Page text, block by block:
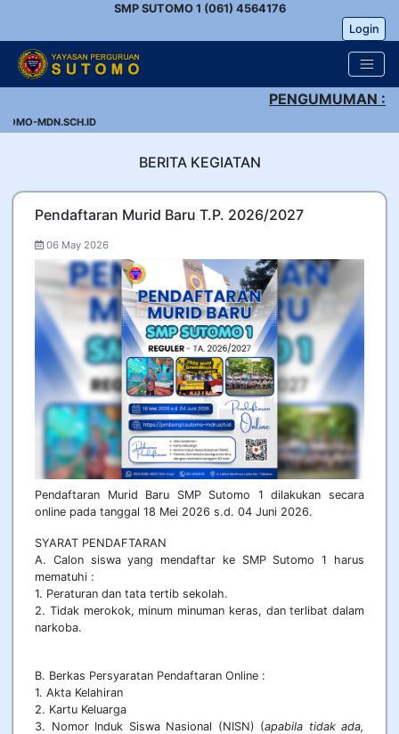
SMP SUTOMO 1 (061) 4564176
Login
PENGUMUMAN :
MDN.SCH.ID
BERITA KEGIATAN
Pendaftaran Murid Baru T.P. 2026/2027
06 May 2026
Pendaftaran Murid Baru SMP Sutomo 1 dilakukan secara
online pada tanggal 18 Mei 2026 s.d. 04 Juni 2026.
SYARAT PENDAFTARAN
A. Calon siswa yang mendaftar ke SMP Sutomo 1 harus
mematuhi :
1. Peraturan dan tata tertib sekolah.
2. Tidak merokok, minum minuman keras, dan terlibat dalam
narkoba.
B. Berkas Persyaratan Pendaftaran Online :
1. Akta Kelahiran
2. Kartu Keluarga
3. Nomor Induk Siswa Nasional (NISN) (apabila tidak ada,